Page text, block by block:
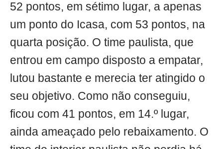
52 pontos, em sétimo lugar, a apenas
um ponto do Icasa, com 53 pontos, na
quarta posição. O time paulista, que
entrou em campo disposto a empatar,
lutou bastante e merecia ter atingido o
seu objetivo. Como não conseguiu,
ficou com 41 pontos, em 14.º lugar,
ainda ameaçado pelo rebaixamento. O